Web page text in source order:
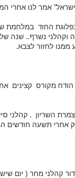
אמר לנו אחרי
החוד
וקהלני נשרף.. שנה
ממנו לחזור לצבא.
הודח מקורס קצינים
השריון . קהלני
אחרי תשעה חודשים
( יום שישי) ב 12:00 ברדיו